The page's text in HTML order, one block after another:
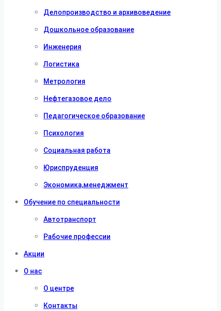
Делопроизводство и архивоведение
Дошкольное образование
Инженерия
Логистика
Метрология
Нефтегазовое дело
Педагогическое образование
Психология
Социальная работа
Юриспруденция
Экономика,менеджмент
Обучение по специальности
Автотранспорт
Рабочие профессии
Акции
О нас
О центре
Контакты